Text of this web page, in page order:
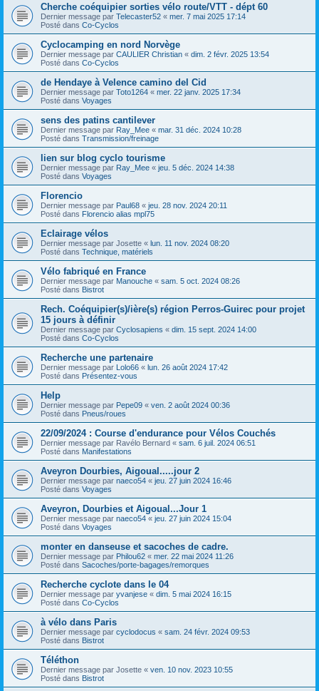
Cherche coéquipier sorties vélo route/VTT - dépt 60
Dernier message par Telecaster52 « mer. 7 mai 2025 17:14
Posté dans Co-Cyclos
Cyclocamping en nord Norvège
Dernier message par CAULIER Christian « dim. 2 févr. 2025 13:54
Posté dans Co-Cyclos
de Hendaye à Velence camino del Cid
Dernier message par Toto1264 « mer. 22 janv. 2025 17:34
Posté dans Voyages
sens des patins cantilever
Dernier message par Ray_Mee « mar. 31 déc. 2024 10:28
Posté dans Transmission/freinage
lien sur blog cyclo tourisme
Dernier message par Ray_Mee « jeu. 5 déc. 2024 14:38
Posté dans Voyages
Florencio
Dernier message par Paul68 « jeu. 28 nov. 2024 20:11
Posté dans Florencio alias mpl75
Eclairage vélos
Dernier message par Josette « lun. 11 nov. 2024 08:20
Posté dans Technique, matériels
Vélo fabriqué en France
Dernier message par Manouche « sam. 5 oct. 2024 08:26
Posté dans Bistrot
Rech. Coéquipier(s)/ière(s) région Perros-Guirec pour projet
15 jours à définir
Dernier message par Cyclosapiens « dim. 15 sept. 2024 14:00
Posté dans Co-Cyclos
Recherche une partenaire
Dernier message par Lolo66 « lun. 26 août 2024 17:42
Posté dans Présentez-vous
Help
Dernier message par Pepe09 « ven. 2 août 2024 00:36
Posté dans Pneus/roues
22/09/2024 : Course d'endurance pour Vélos Couchés
Dernier message par Ravélo Bernard « sam. 6 juil. 2024 06:51
Posté dans Manifestations
Aveyron Dourbies, Aigoual.....jour 2
Dernier message par naeco54 « jeu. 27 juin 2024 16:46
Posté dans Voyages
Aveyron, Dourbies et Aigoual...Jour 1
Dernier message par naeco54 « jeu. 27 juin 2024 15:04
Posté dans Voyages
monter en danseuse et sacoches de cadre.
Dernier message par Philou62 « mer. 22 mai 2024 11:26
Posté dans Sacoches/porte-bagages/remorques
Recherche cyclote dans le 04
Dernier message par yvanjese « dim. 5 mai 2024 16:15
Posté dans Co-Cyclos
à vélo dans Paris
Dernier message par cyclodocus « sam. 24 févr. 2024 09:53
Posté dans Bistrot
Téléthon
Dernier message par Josette « ven. 10 nov. 2023 10:55
Posté dans Bistrot